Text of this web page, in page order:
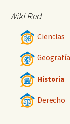
Wiki Red
Ciencias
Geografía
Historia
Derecho